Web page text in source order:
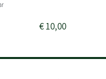
€10,00